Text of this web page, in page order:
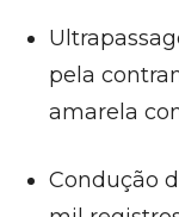
pela
amarela
Condução